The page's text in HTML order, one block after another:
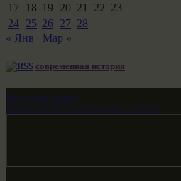
17
18 19 20 21 22 23
24 25 26 27 28
« Янв
Мар »
современная история
Звездные врата
НАШ МИР ВЧЕРА СЕГОДНЯ И ЗАВТРА